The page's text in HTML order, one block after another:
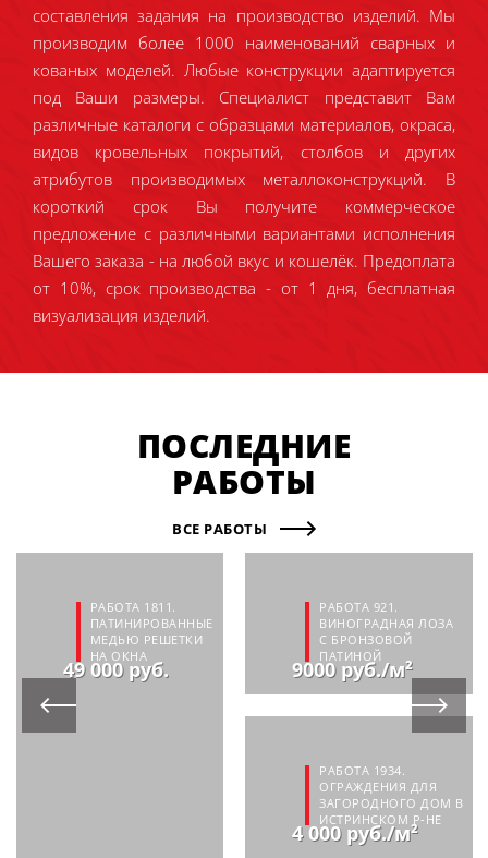
составления задания на производство изделий. Мы
производим более 1000 наименований сварных и
кованых моделей. Любые конструкции адаптируется
под Ваши размеры. Специалист представит Вам
различные каталоги с образцами материалов, окраса,
видов кровельных покрытий, столбов и других
атрибутов производимых металлоконструкций. В
короткий срок Вы получите коммерческое
предложение с различными вариантами исполнения
Вашего заказа - на любой вкус и кошелёк. Предоплата
от 10%, срок производства - от 1 дня, бесплатная
визуализация изделий.
ПОСЛЕДНИЕ
РАБОТЫ
ВСЕ РАБОТЫ
РАБОТА 1811.
ПАТИНИРОВАННЫЕ
МЕДЬЮ РЕШЕТКИ
НА ОКНА
49 000 руб.
РАБОТА 921.
ВИНОГРАДНАЯ ЛОЗА
С БРОНЗОВОЙ
ПАТИНОЙ
9000 руб./м²
РАБОТА 1934.
ОГРАЖДЕНИЯ ДЛЯ
ЗАГОРОДНОГО ДОМ В
ИСТРИНСКОМ Р-НЕ
4 000 руб./м²